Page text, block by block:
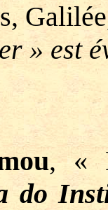
» est
, «
do